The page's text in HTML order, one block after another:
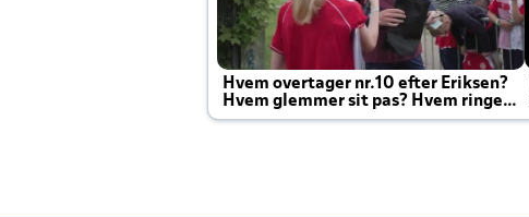
Hvem overtager nr.10 efter Eriksen?
Hvem glemmer sit pas? Hvem ringer
Joachim altid til efter kampe?